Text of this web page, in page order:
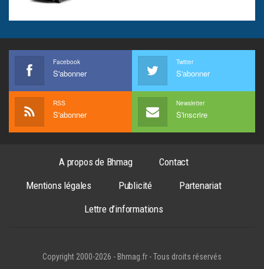
Facebook
S'abonner
Twitter
S'abonner
RSS
S'abonner
Newsletter
S'inscrire
A propos de Bhmag
Contact
Mentions légales
Publicité
Partenariat
Lettre d’informations
Copyright 2000-2026 - Bhmag.fr - Tous droits réservés